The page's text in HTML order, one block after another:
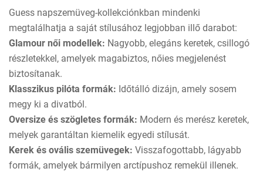
Guess napszemüveg-kollekciónkban mindenki
megtalálhatja a saját stílusához legjobban illő darabot:
Glamour női modellek: Nagyobb, elegáns keretek, csillogó
részletekkel, amelyek magabiztos, nőies megjelenést
biztosítanak.
Klasszikus pilóta formák: Időtálló dizájn, amely sosem
megy ki a divatból.
Oversize és szögletes formák: Modern és merész keretek,
melyek garantáltan kiemelik egyedi stílusát.
Kerek és ovális szemüvegek: Visszafogottabb, lágyabb
formák, amelyek bármilyen arctípushoz remekül illenek.